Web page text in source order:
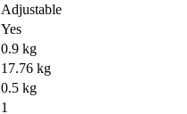
Adjustable
Yes
0.9 kg
17.76 kg
0.5 kg
1